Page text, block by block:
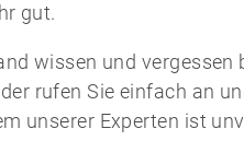
gut.
wissen und vergessen
rufen Sie einfach an
unserer Experten ist